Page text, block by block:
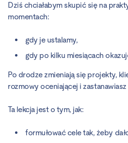
Lekcja
4
Lekcja
5
Jak stworzyć prosty i
Lekcja
8
Lekcja
9
Co zrobić po ocenie
3
Wdrożenie i
10
Tworzenie rocznego cyklu
Lekcja
4
Budowanie kultury rozwoju
Lekcja
Moduł
Dziś chciałabym skupić się na
momentach:
gdy je ustalamy,
gdy po kilku miesiącach
Po drodze zmieniają się projekty,
rozmowy oceniającej i
Ta lekcja jest o tym, jak:
formułować cele tak, żeby